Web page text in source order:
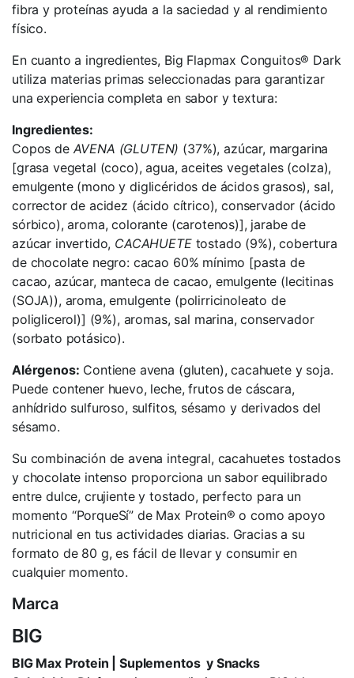
fibra y proteínas ayuda a la saciedad y al rendimiento
físico.
En cuanto a ingredientes, Big Flapmax Conguitos® Dark
utiliza materias primas seleccionadas para garantizar
una experiencia completa en sabor y textura:
Ingredientes:
Copos de AVENA (GLUTEN) (37%), azúcar, margarina
[grasa vegetal (coco), agua, aceites vegetales (colza),
emulgente (mono y diglicéridos de ácidos grasos), sal,
corrector de acidez (ácido cítrico), conservador (ácido
sórbico), aroma, colorante (carotenos)], jarabe de
azúcar invertido, CACAHUETEtostado (9%), cobertura
de chocolate negro: cacao 60% mínimo [pasta de
cacao, azúcar, manteca de cacao, emulgente (lecitinas
(SOJA)), aroma, emulgente (polirricinoleato de
poliglicerol)] (9%), aromas, sal marina, conservador
(sorbato potásico).
Alérgenos: Contiene avena (gluten), cacahuete y soja.
Puede contener huevo, leche, frutos de cáscara,
anhídrido sulfuroso, sulfitos, sésamo y derivados del
sésamo.
Su combinación de avena integral, cacahuetes tostados
y chocolate intenso proporciona un sabor equilibrado
entre dulce, crujiente y tostado, perfecto para un
momento “PorqueSí” de Max Protein® o como apoyo
nutricional en tus actividades diarias. Gracias a su
formato de 80 g, es fácil de llevar y consumir en
cualquier momento.
Marca
BIG
BIG Max Protein | Suplementos y Snacks